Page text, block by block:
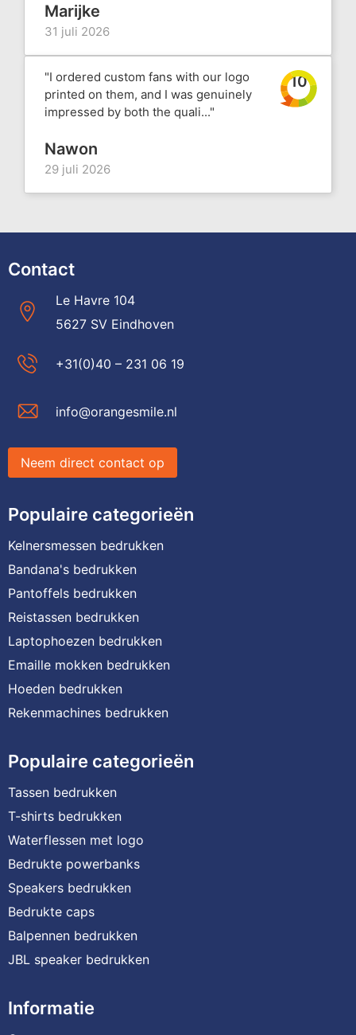
Marijke
31 juli 2026
"I ordered custom fans with our logo
printed on them, and I was genuinely
impressed by both the quali..."
10
Nawon
29 juli 2026
Contact
Le Havre 104
5627 SV Eindhoven
+31(0)40 – 231 06 19
info@orangesmile.nl
Neem direct contact op
Populaire categorieën
Kelnersmessen bedrukken
Bandana's bedrukken
Pantoffels bedrukken
Reistassen bedrukken
Laptophoezen bedrukken
Emaille mokken bedrukken
Hoeden bedrukken
Rekenmachines bedrukken
Populaire categorieën
Tassen bedrukken
T-shirts bedrukken
Waterflessen met logo
Bedrukte powerbanks
Speakers bedrukken
Bedrukte caps
Balpennen bedrukken
JBL speaker bedrukken
Informatie